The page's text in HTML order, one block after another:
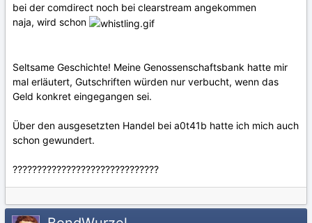
bei der comdirect noch bei clearstream angekommen
naja, wird schon
Seltsame Geschichte! Meine Genossenschaftsbank hatte mir
mal erläutert, Gutschriften würden nur verbucht, wenn das
Geld konkret eingegangen sei.
Über den ausgesetzten Handel bei a0t41b hatte ich mich auch
schon gewundert.
??????????????????????????????